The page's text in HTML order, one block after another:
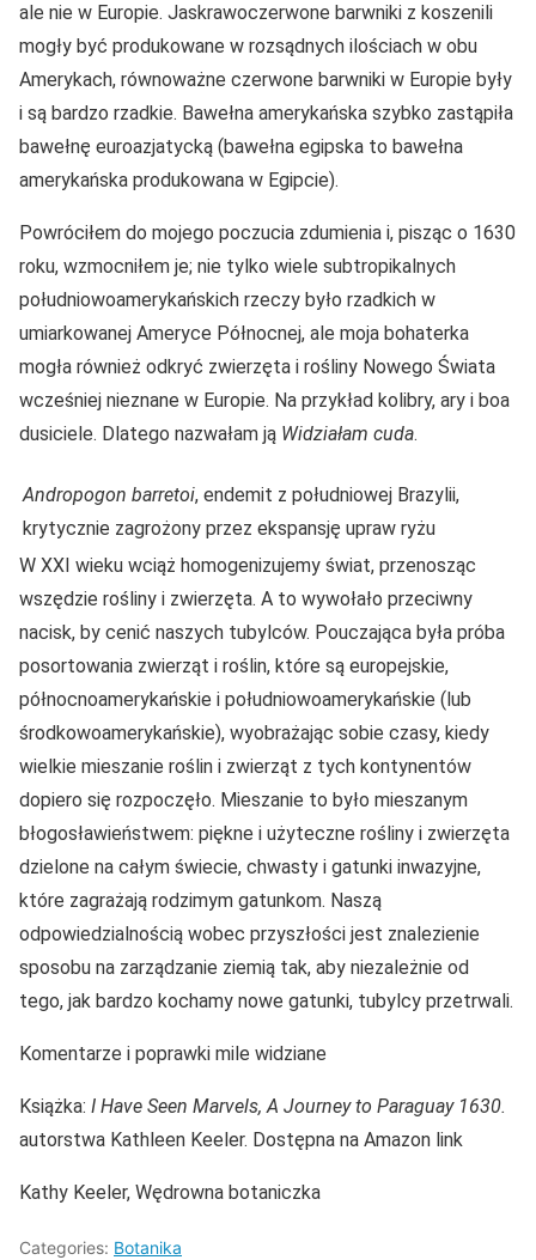
ale nie w Europie. Jaskrawoczerwone barwniki z koszenili
mogły być produkowane w rozsądnych ilościach w obu
Amerykach, równoważne czerwone barwniki w Europie były
i są bardzo rzadkie. Bawełna amerykańska szybko zastąpiła
bawełnę euroazjatycką (bawełna egipska to bawełna
amerykańska produkowana w Egipcie).
Powróciłem do mojego poczucia zdumienia i, pisząc o 1630
roku, wzmocniłem je; nie tylko wiele subtropikalnych
południowoamerykańskich rzeczy było rzadkich w
umiarkowanej Ameryce Północnej, ale moja bohaterka
mogła również odkryć zwierzęta i rośliny Nowego Świata
wcześniej nieznane w Europie. Na przykład kolibry, ary i boa
dusiciele. Dlatego nazwałam ją Widziałam cuda.
Andropogon barretoi, endemit z południowej Brazylii,
krytycznie zagrożony przez ekspansję upraw ryżu
W XXI wieku wciąż homogenizujemy świat, przenosząc
wszędzie rośliny i zwierzęta. A to wywołało przeciwny
nacisk, by cenić naszych tubylców. Pouczająca była próba
posortowania zwierząt i roślin, które są europejskie,
północnoamerykańskie i południowoamerykańskie (lub
środkowoamerykańskie), wyobrażając sobie czasy, kiedy
wielkie mieszanie roślin i zwierząt z tych kontynentów
dopiero się rozpoczęło. Mieszanie to było mieszanym
błogosławieństwem: piękne i użyteczne rośliny i zwierzęta
dzielone na całym świecie, chwasty i gatunki inwazyjne,
które zagrażają rodzimym gatunkom. Naszą
odpowiedzialnością wobec przyszłości jest znalezienie
sposobu na zarządzanie ziemią tak, aby niezależnie od
tego, jak bardzo kochamy nowe gatunki, tubylcy przetrwali.
Komentarze i poprawki mile widziane
Książka: I Have Seen Marvels, A Journey to Paraguay 1630.
autorstwa Kathleen Keeler. Dostępna na Amazon link
Kathy Keeler, Wędrowna botaniczka
Categories: Botanika